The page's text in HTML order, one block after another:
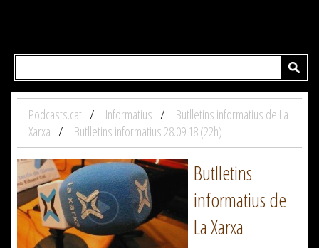
Podcasts.cat Informatius
Butlletins informatius de La
Xarxa
Butlletins informatius 28.09.18 (22h)
Butlletins
informatius de
La Xarxa